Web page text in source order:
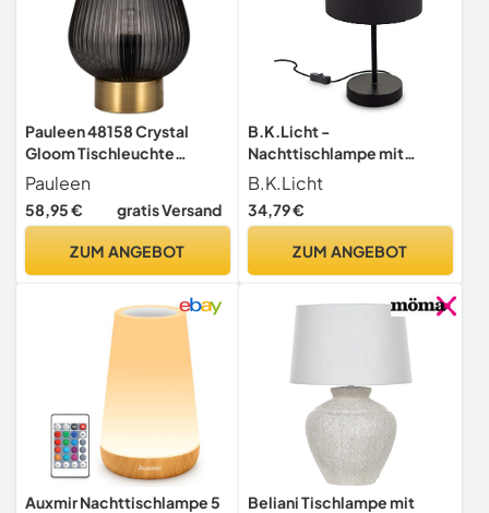
Pauleen 48158 Crystal
Gloom Tischleuchte
Anthrazit Tischlampe
Kristall-Look max40W E 27
Rauchglas/Messing 230V
Pauleen
58,95 € gratis Versand
ZUM ANGEBOT
B.K.Licht -
Nachttischlampe mit
Kabelschalter,
Lampenschirm aus Stoff,
Vintage, Tischlampe,
Schreibtischlampe,
Leselampe, Leselicht,
Retro, 33x20 cm, Schwarz-
B.K.Licht
34,79 €
ZUM ANGEBOT
Auxmir Nachttischlampe 5
Beliani Tischlampe mit